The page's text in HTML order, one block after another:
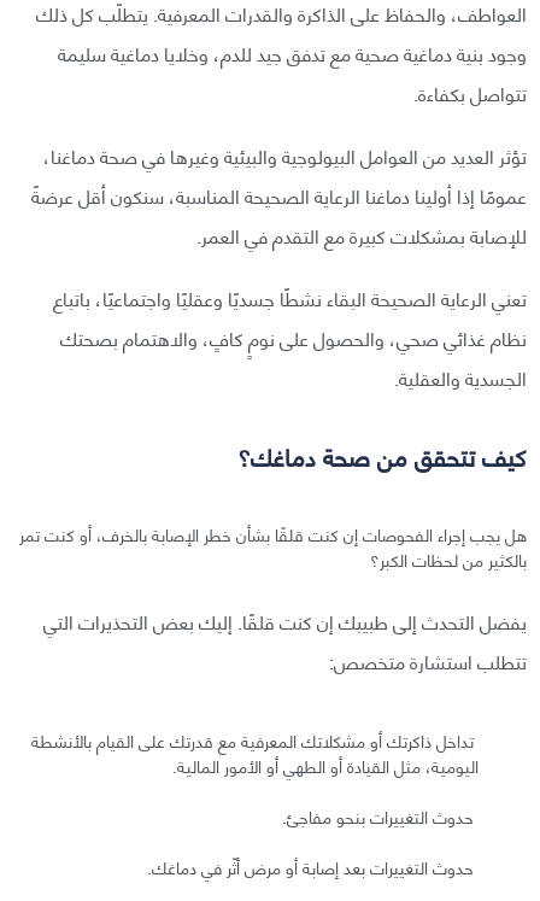
العواطف، والحفاظ على الذاكرة والقدرات المعرفية. يتطلّب كل ذلك
وجود بنية دماغية صحية مع تدفق جيد للدم، وخلايا دماغية سليمة
تتواصل بكفاءة.
تؤثر العديد من العوامل البيولوجية والبيئية وغيرها في صحة دماغنا،
عمومًا إذا أولينا دماغنا الرعاية الصحيحة المناسبة، سنكون أقل عرضةً
للإصابة بمشكلات كبيرة مع التقدم في العمر.
تعني الرعاية الصحيحة البقاء نشطًا جسديًا وعقليًا واجتماعيًا، باتباع
نظام غذائي صحي، والحصول على نومٍ كافٍ، والاهتمام بصحتك
الجسدية والعقلية.
كيف تتحقق من صحة دماغك؟
هل يجب إجراء الفحوصات إن كنت قلقًا بشأن خطر الإصابة بالخرف، أو كنت تمر
بالكثير من لحظات الكبر؟
يفضل التحدث إلى طبيبك إن كنت قلقًا. إليك بعض التحذيرات التي
تتطلب استشارة متخصص:
تداخل ذاكرتك أو مشكلاتك المعرفية مع قدرتك على القيام بالأنشطة
اليومية، مثل القيادة أو الطهي أو الأمور المالية.
حدوث التغييرات بنحو مفاجئ.
حدوث التغييرات بعد إصابة أو مرض أثّر في دماغك.